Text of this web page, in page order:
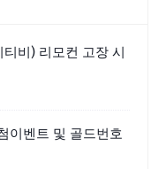
비) 리모컨 고장 시
이벤트 및 골드번호